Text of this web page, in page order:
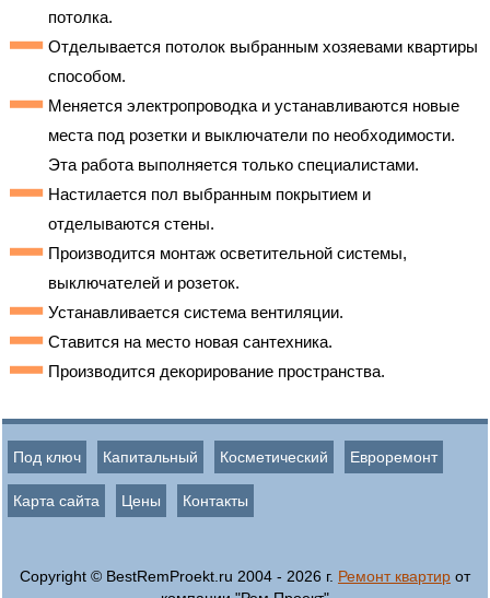
потолка.
Отделывается потолок выбранным хозяевами квартиры
способом.
Меняется электропроводка и устанавливаются новые
места под розетки и выключатели по необходимости.
Эта работа выполняется только специалистами.
Настилается пол выбранным покрытием и
отделываются стены.
Производится монтаж осветительной системы,
выключателей и розеток.
Устанавливается система вентиляции.
Ставится на место новая сантехника.
Производится декорирование пространства.
Под ключ Капитальный Косметический Евроремонт
Карта сайта Цены Контакты
Copyright © BestRemProekt.ru 2004 - 2026 г. Ремонт квартирот